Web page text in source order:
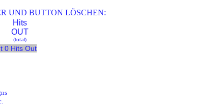
UND BUTTON LÖSCHEN:
Hits
OUT
(total)
0 Hits Out